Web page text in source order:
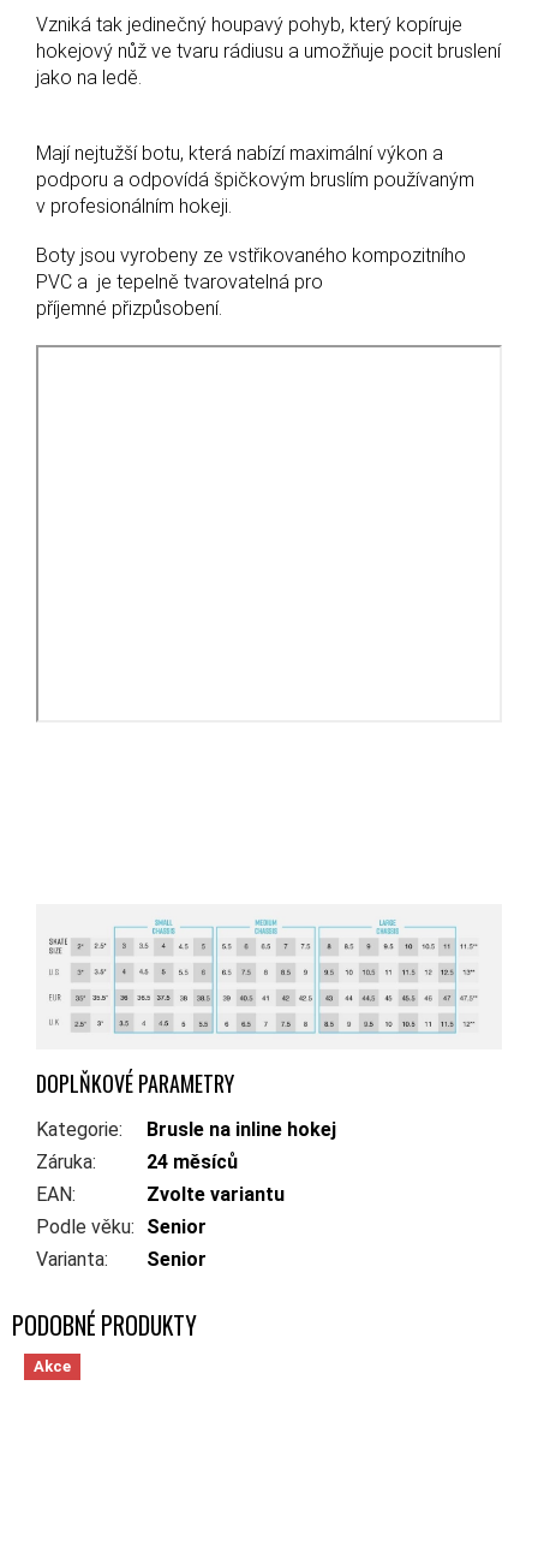
Vzniká tak jedinečný houpavý pohyb, který kopíruje
hokejový nůž ve tvaru rádiusu a umožňuje pocit bruslení
jako na ledě.
Mají nejtužší botu, která nabízí maximální výkon a
podporu a odpovídá špičkovým bruslím používaným
v profesionálním hokeji.
Boty jsou vyrobeny ze vstřikovaného kompozitního
PVC a je tepelně tvarovatelná pro
příjemné přizpůsobení.
DOPLŇKOVÉ PARAMETRY
Kategorie:
Brusle na inline hokej
Záruka:
24 měsíců
EAN:
Zvolte variantu
Podle věku:
Senior
Varianta: Senior
Akce